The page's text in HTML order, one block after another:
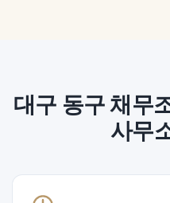
대구 동구채무
사무